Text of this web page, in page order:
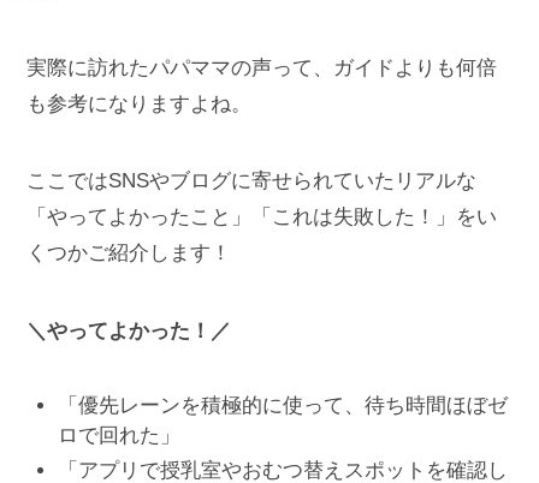
実際に訪れたパパママの声って、ガイドよりも何倍
も参考になりますよね。
ここではSNSやブログに寄せられていたリアルな
「やってよかったこと」「これは失敗した！」をい
くつかご紹介します！
＼やってよかった！／
「優先レーンを積極的に使って、待ち時間ほぼゼ
ロで回れた」
「アプリで授乳室やおむつ替えスポットを確認し